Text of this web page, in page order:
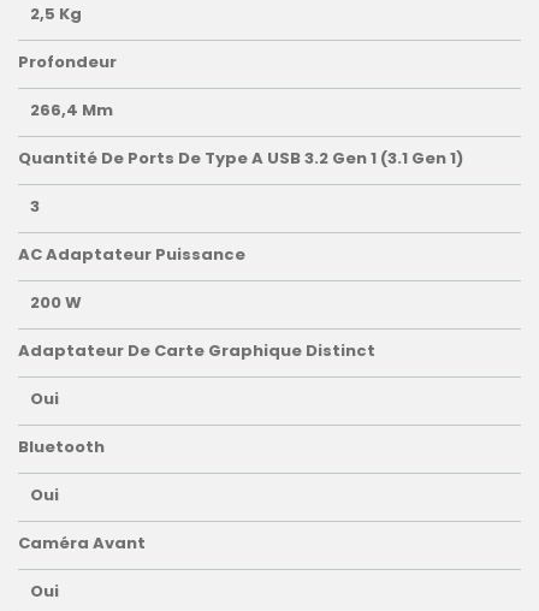
2,5 Kg
Profondeur
266,4 Mm
Quantité De Ports De Type A USB 3.2 Gen 1 (3.1 Gen 1)
3
AC Adaptateur Puissance
200 W
Adaptateur De Carte Graphique Distinct
Oui
Bluetooth
Oui
Caméra Avant
Oui